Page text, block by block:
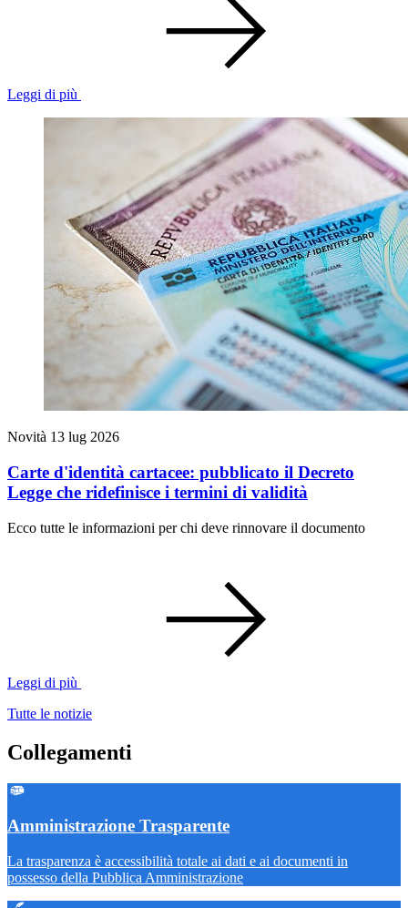
Leggi di più
Novità 13 lug 2026
Carte d'identità cartacee: pubblicato il Decreto
Legge che ridefinisce i termini di validità
Ecco tutte le informazioni per chi deve rinnovare il documento
Leggi di più
Tutte le notizie
Collegamenti
Amministrazione Trasparente
La trasparenza è accessibilità totale ai dati e ai documenti in
possesso della Pubblica Amministrazione